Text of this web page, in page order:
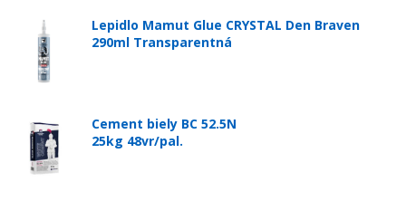
Lepidlo Mamut Glue CRYSTAL Den Braven
290ml Transparentná
Cement biely BC 52.5N
25kg 48vr/pal.